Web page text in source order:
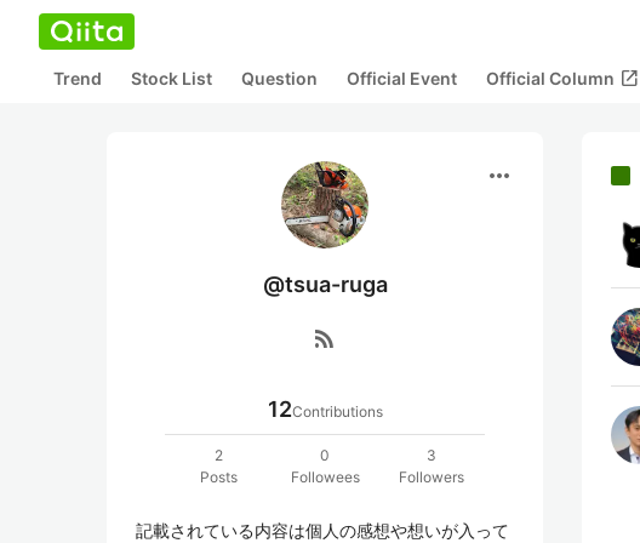
Trend Stock List Question Official Event Official Column open_in_new
more_horiz
@tsua-ruga
rss_feed
12Contributions
2
Posts
0
Followees
3
Followers
記載されている内容は個人の感想や想いが入って